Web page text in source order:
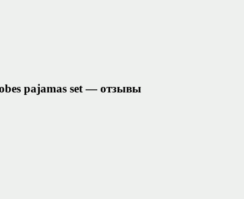
pajamas set — отзывы